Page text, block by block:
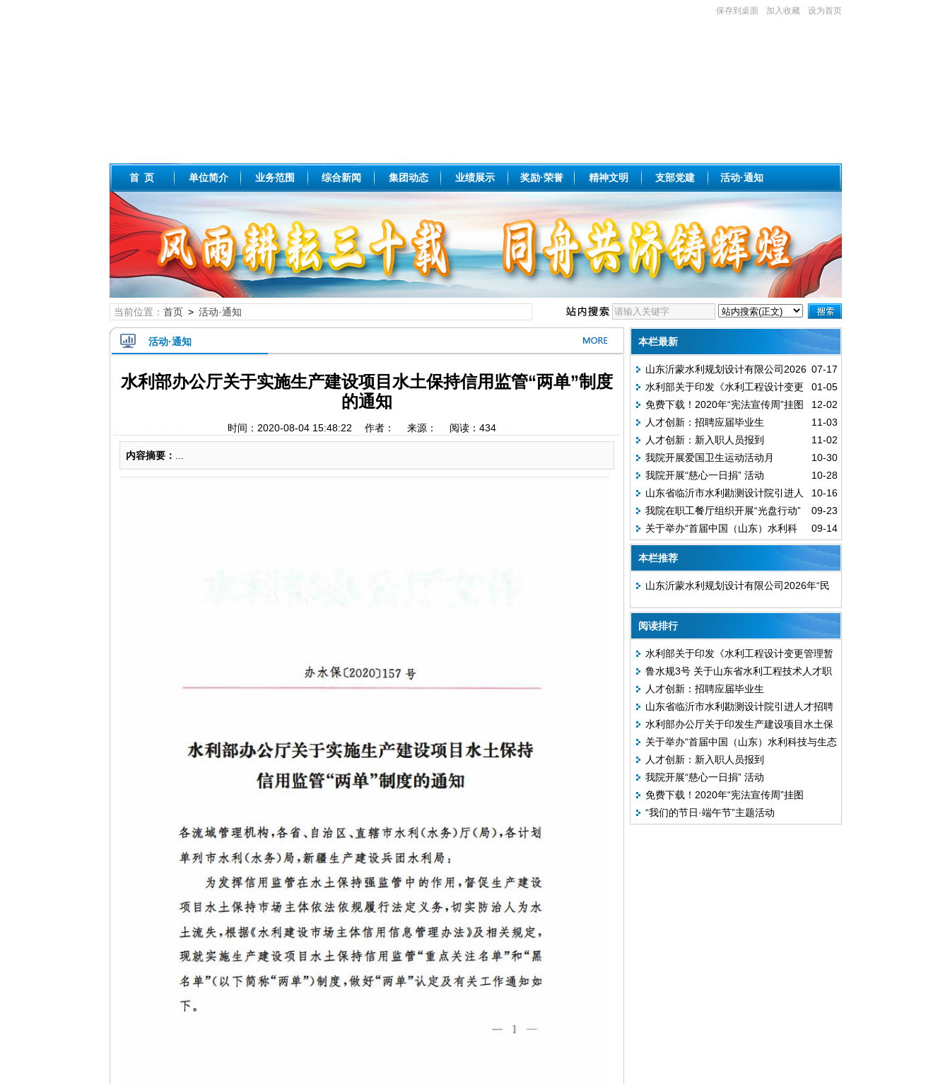
保存到桌面 加入收藏 设为首页
首 页 单位简介 业务范围 综合新闻 集团动态 业绩展示 奖励·荣誉 精神文明 支部党建 活动·通知
当前位置： 首页> 活动·通知
活动·通知
水利部办公厅关于实施生产建设项目水土保持信用监管“两单”制度
的通知
时间：2020-08-04 15:48:22 作者： 来源： 阅读： 434
内容摘要：
本栏最新
07-17
山东沂蒙水利规划设计有限公司2026
年“民法典宣传月”活动
01-05
水利部关于印发《水利工程设计变更
管理暂行办法》的通知
12-02
免费下载！2020年“宪法宣传周”挂图
11-03
人才创新：招聘应届毕业生
11-02
人才创新：新入职人员报到
10-30
我院开展爱国卫生运动活动月
10-28
我院开展“慈心一日捐” 活动
10-16
山东省临沂市水利勘测设计院引进人
才招聘面试现场会
09-23
我院在职工餐厅组织开展“光盘行动”
09-14
关于举办“首届中国（山东）水利科
技与生态建设博览会暨水利科技新动能峰
本栏推荐
山东沂蒙水利规划设计有限公司2026年“民
法典宣传月”活动
阅读排行
水利部关于印发《水利工程设计变更管理暂
行办法》的通知
鲁水规3号 关于山东省水利工程技术人才职
称评价标准条件（试行）的通知
人才创新：招聘应届毕业生
山东省临沂市水利勘测设计院引进人才招聘
面试现场会
水利部办公厅关于印发生产建设项目水土保
持问题分类和责任追究标准的通知
关于举办“首届中国（山东）水利科技与生态
建设博览会暨水利科技新动能峰会”的通知
人才创新：新入职人员报到
我院开展“慈心一日捐” 活动
免费下载！2020年“宪法宣传周”挂图
“我们的节日·端午节”主题活动